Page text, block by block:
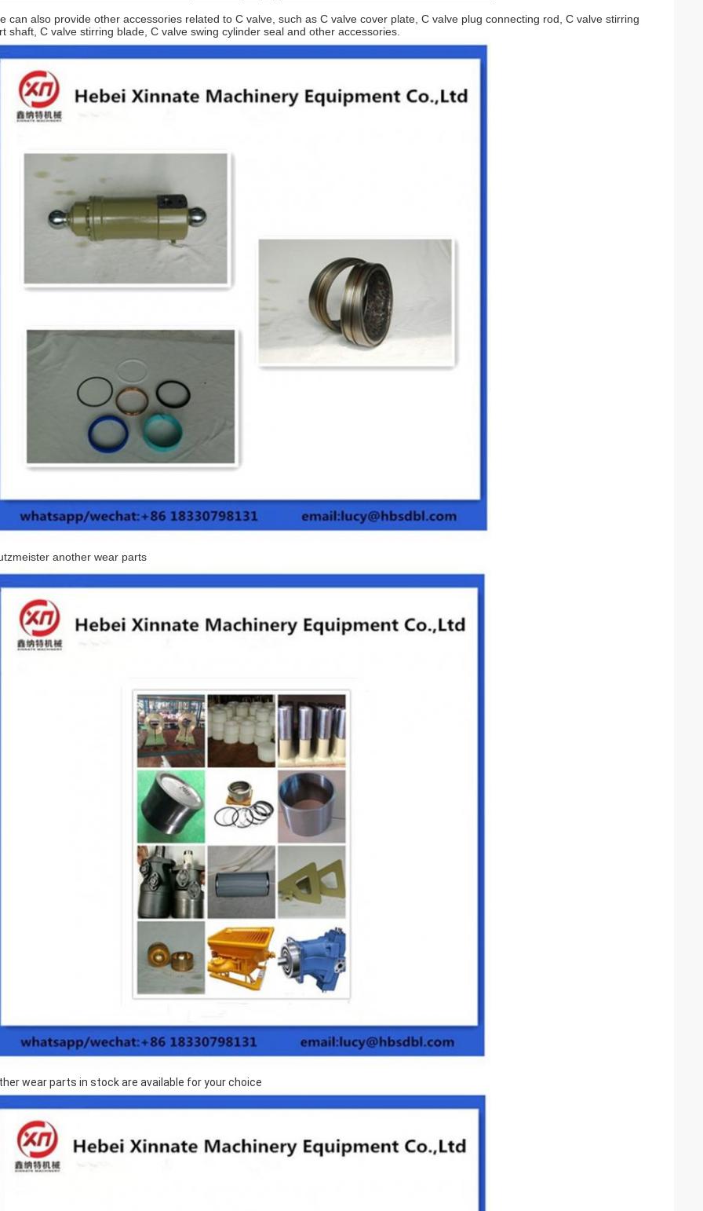
can also provide other accessories related to C valve, such as C valve cover plate, C valve plug connecting rod, C valve stirring
shaft, C valve stirring blade, C valve swing cylinder seal and other accessories.
another wear parts
wear parts in stock are available for your choice